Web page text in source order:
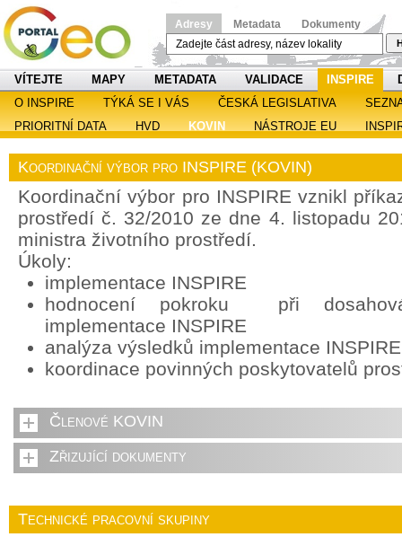
Adresy Metadata Dokumenty
VÍTEJTE MAPY METADATA VALIDACE INSPIRE
O INSPIRE
TÝKÁ SE I VÁS ČESKÁ LEGISLATIVA
PRIORITNÍ DATA
HVD KOVIN NÁSTROJE EU
Koordinační výbor pro INSPIRE (KOVIN)
Koordinační výbor pro INSPIRE vznikl
prostředí č. 32/2010 ze dne 4. listopadu
ministra životního prostředí.
Úkoly:
implementace INSPIRE
hodnocení pokroku při
implementace INSPIRE
analýza výsledků implementace INSPIRE
koordinace povinných poskytovatelů
Členové KOVIN
Zřizující dokumenty
Technické pracovní skupiny